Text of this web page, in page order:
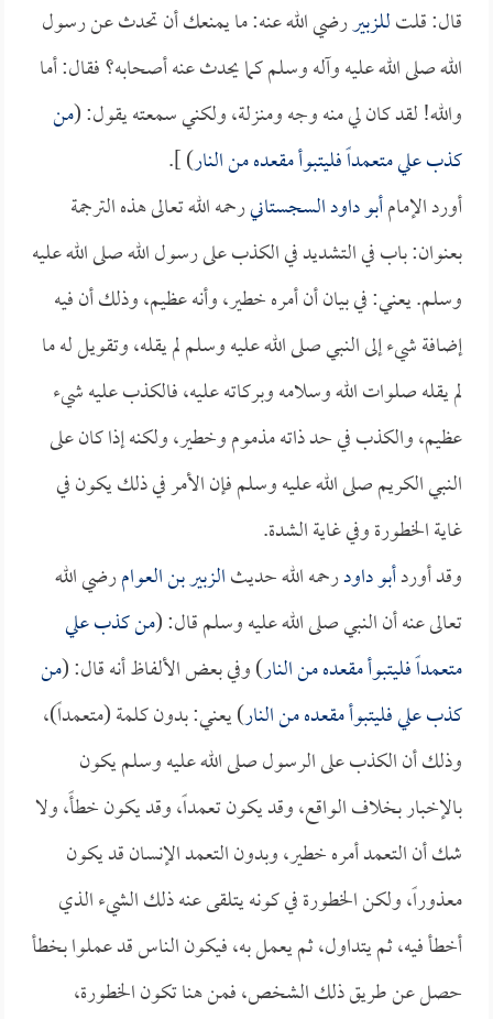
قال: قلتللزبيررضي الله عنه: ما يمنعك أن تحدث عن رسول
الله صلى الله عليه وآله وسلم كما يحدث عنه أصحابه؟ فقال: أما
والله! لقد كان لي منه وجه ومنزلة، ولكني سمعته يقول: (من
كذب علي متعمداً فليتبوأ مقعده من النار) ].
أورد الإمامأبو داود السجستانيرحمه الله تعالى هذه الترجمة
بعنوان: باب في التشديد في الكذب على رسول الله صلى الله عليه
وسلم. يعني: في بيان أن أمره خطير، وأنه عظيم، وذلك أن فيه
إضافة شيء إلى النبي صلى الله عليه وسلم لم يقله، وتقويل له ما
لم يقله صلوات الله وسلامه وبركاته عليه، فالكذب عليه شيء
عظيم، والكذب في حد ذاته مذموم وخطير، ولكنه إذا كان على
النبي الكريم صلى الله عليه وسلم فإن الأمر في ذلك يكون في
غاية الخطورة وفي غاية الشدة.
وقد أوردأبو داودرحمه الله حديثالزبير بن العوامرضي الله
تعالى عنه أن النبي صلى الله عليه وسلم قال: (من كذب علي
متعمداً فليتبوأ مقعده من النار) وفي بعض الألفاظ أنه قال: (من
كذب علي فليتبوأ مقعده من النار) يعني: بدون كلمة (متعمداً)،
وذلك أن الكذب على الرسول صلى الله عليه وسلم يكون
بالإخبار بخلاف الواقع، وقد يكون تعمداً، وقد يكون خطأً، ولا
شك أن التعمد أمره خطير، وبدون التعمد الإنسان قد يكون
معذوراً، ولكن الخطورة في كونه يتلقى عنه ذلك الشيء الذي
أخطأ فيه، ثم يتداول، ثم يعمل به، فيكون الناس قد عملوا بخطأ
حصل عن طريق ذلك الشخص، فمن هنا تكون الخطورة،